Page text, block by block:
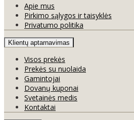
Apie mus
Pirkimo sąlygos ir taisyklės
Privatumo politika
Klientų aptarnavimas
Visos prekės
Prekės su nuolaida
Gamintojai
Dovanų kuponai
Svetainės medis
Kontaktai